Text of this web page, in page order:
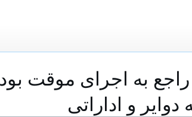
به اجرای موقت
و اداراتی